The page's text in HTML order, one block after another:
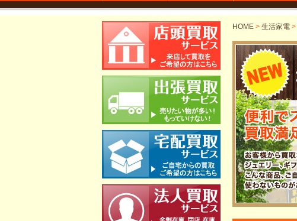
HOME > 生活家電 >